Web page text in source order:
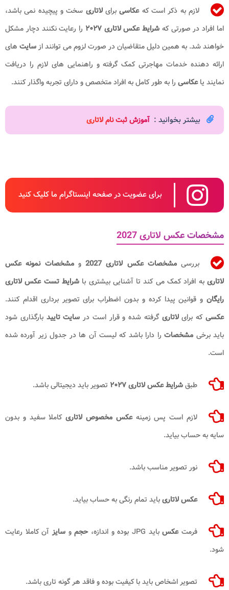
لازم به ذکر است کهعکاسیبرایلاتاری سخت و پیچیده نمی باشد،
اما افراد در صورتی که شرایط عکس لاتاری ۲۰۲۷
را رعایت نکنند دچار مشکل
خواهند شد. به همین دلیل متقاضیان در صورت لزوم می توانند ازسایت های
ارائه دهنده خدمات مهاجرتی کمک گرفته و راهنمایی های لازم را دریافت
نمایند یاعکاسی را به طور کامل به افراد متخصص و دارای تجربه واگذار کنند.
بیشتر بخوانید : آموزش ثبت نام لاتاری
برای عضویت در صفحه اینستاگرام ما کلیک کنید
مشخصات عکس لاتاری 2027
بررسیمشخصات عکس لاتاری 2027 ومشخصات نمونه عکس
لاتاریبه افراد کمک می کند تا آشنایی بیشتری باشرایط تست عکس لاتاری
رایگان و قوانین پیدا کرده و بدون اضطراب برای تصویر برداری اقدام کنند.
عکسیکه برایلاتاری گرفته شده و قرار است در سایت تایید بارگذاری شود
باید برخی مشخصاترا دارا باشد که لیست آن ها در جدول زیر آورده شده
است.
طبقشرایط عکس لاتاری ۲۰۲۷ تصویر باید دیجیتالی باشد.
لازم است پس زمینهعکس مخصوص لاتاریکاملا سفید و بدون
سایه به حساب بیاید.
نور تصویر مناسب باشد.
عکس لاتاریباید تمام رنگی به حساب بیاید.
فرمتعکسباید JPG بوده و اندازه، حجمو سایزآن کاملا رعایت
شود.
تصویر اشخاص باید با کیفیت بوده و فاقد هر گونه تاری باشد.